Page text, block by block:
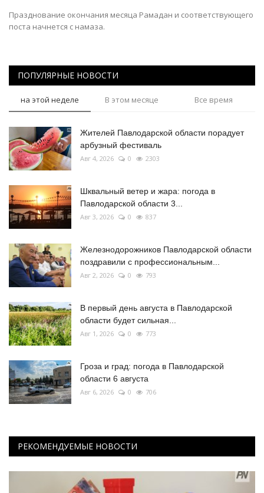
Празднование окончания месяца Рамадан и соответствующего
поста начнется с намаза.
ПОПУЛЯРНЫЕ НОВОСТИ
на этой неделе В этом месяце Все время
Жителей Павлодарской области порадует
арбузный фестиваль
Авг 4, 2026 0 2303
Шквальный ветер и жара: погода в
Павлодарской области 3...
Авг 3, 2026 0 837
Железнодорожников Павлодарской области
поздравили с профессиональным...
Авг 2, 2026 0 793
В первый день августа в Павлодарской
области будет сильная...
Авг 1, 2026 0 773
Гроза и град: погода в Павлодарской
области 6 августа
Авг 6, 2026 0 706
РЕКОМЕНДУЕМЫЕ НОВОСТИ